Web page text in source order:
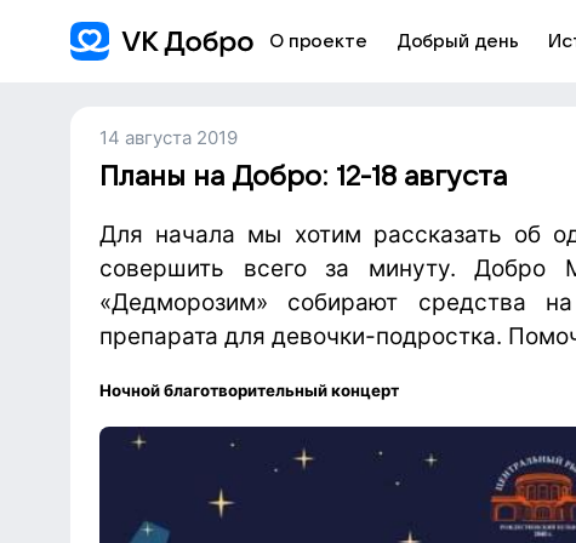
О проекте Добрый день
14 августа 2019
Планы на Добро: 12-18 августа
Для начала мы хотим рассказать об
совершить всего за минуту. Добро
«Дедморозим» собирают средства на
препарата для девочки-подростка.
Ночной благотворительный концерт